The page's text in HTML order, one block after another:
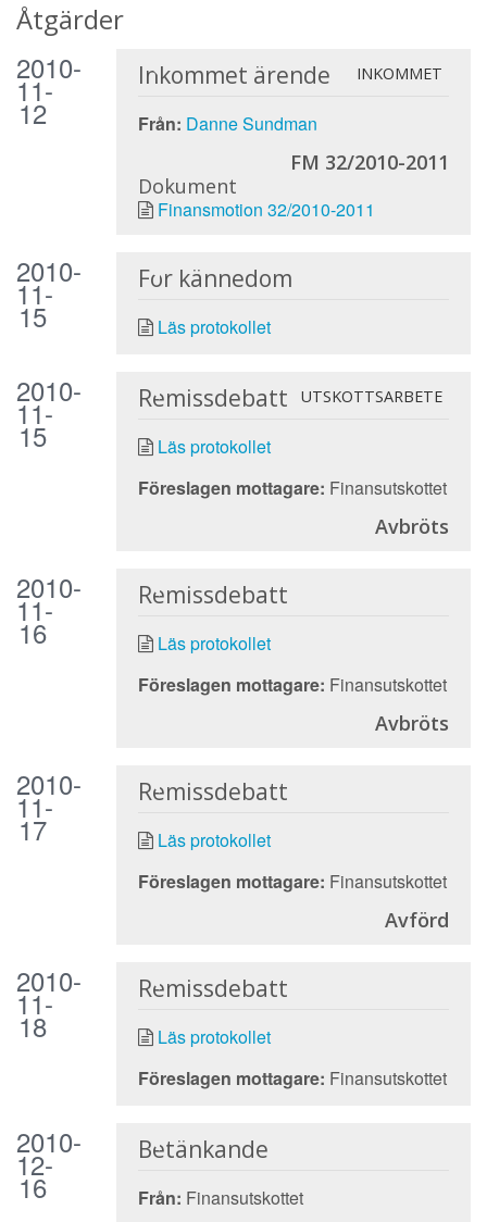
Åtgärder
2010-
11-
12
Inkommet ärende INKOMMET
Från: Danne Sundman
FM 32/2010-2011
Dokument
Finansmotion 32/2010-2011
2010-
11-
15
För kännedom
Läs protokollet
2010-
11-
15
Remissdebatt UTSKOTTSARBETE
Läs protokollet
Föreslagen mottagare: Finansutskottet
Avbröts
2010-
11-
16
Remissdebatt
Läs protokollet
Föreslagen mottagare: Finansutskottet
Avbröts
2010-
11-
17
Remissdebatt
Läs protokollet
Föreslagen mottagare: Finansutskottet
Avförd
2010-
11-
18
Remissdebatt
Läs protokollet
Föreslagen mottagare: Finansutskottet
2010-
12-
16
Betänkande
Från: Finansutskottet